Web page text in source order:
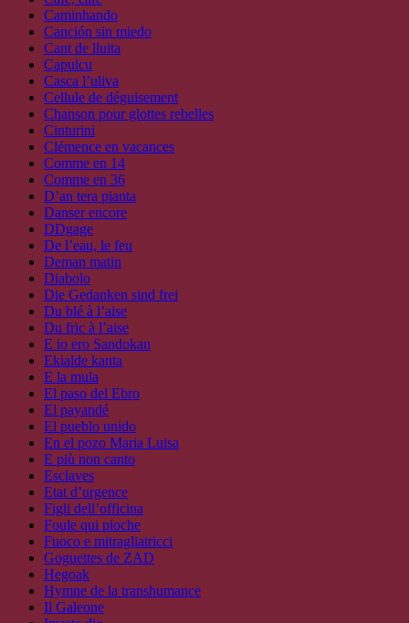
Caminhando
Canción sin miedo
Cant de lluita
Çapulcu
Casca l’uliva
Cellule de déguisement
Chanson pour glottes rebelles
Cinturini
Clémence en vacances
Comme en 14
Comme en 36
D’an tera pianta
Danser encore
DDgage
De l’eau, le feu
Deman matin
Diabolo
Die Gedanken sind frei
Du blé à l’aise
Du fric à l’aise
E io ero Sandokan
Ekialde kanta
E la mula
El paso del Ebro
El payandé
El pueblo unido
En el pozo Maria Luisa
E più non canto
Esclaves
Etat d’urgence
Figli dell’officina
Foule qui pioche
Fuoco e mitragliatricci
Goguettes de ZAD
Hegoak
Hymne de la transhumance
Il Galeone